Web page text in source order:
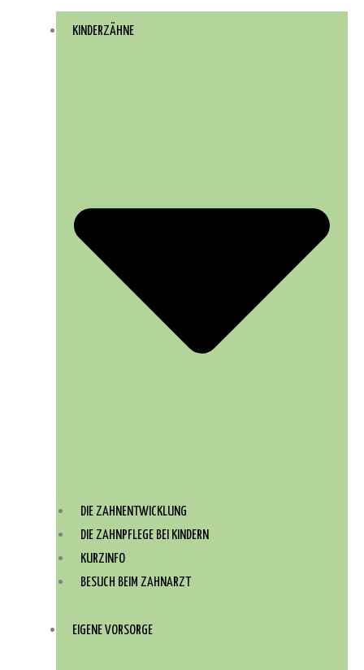
KINDERZÄHNE
DIE ZAHNENTWICKLUNG
DIE ZAHNPFLEGE BEI KINDERN
KURZINFO
BESUCH BEIM ZAHNARZT
EIGENE VORSORGE